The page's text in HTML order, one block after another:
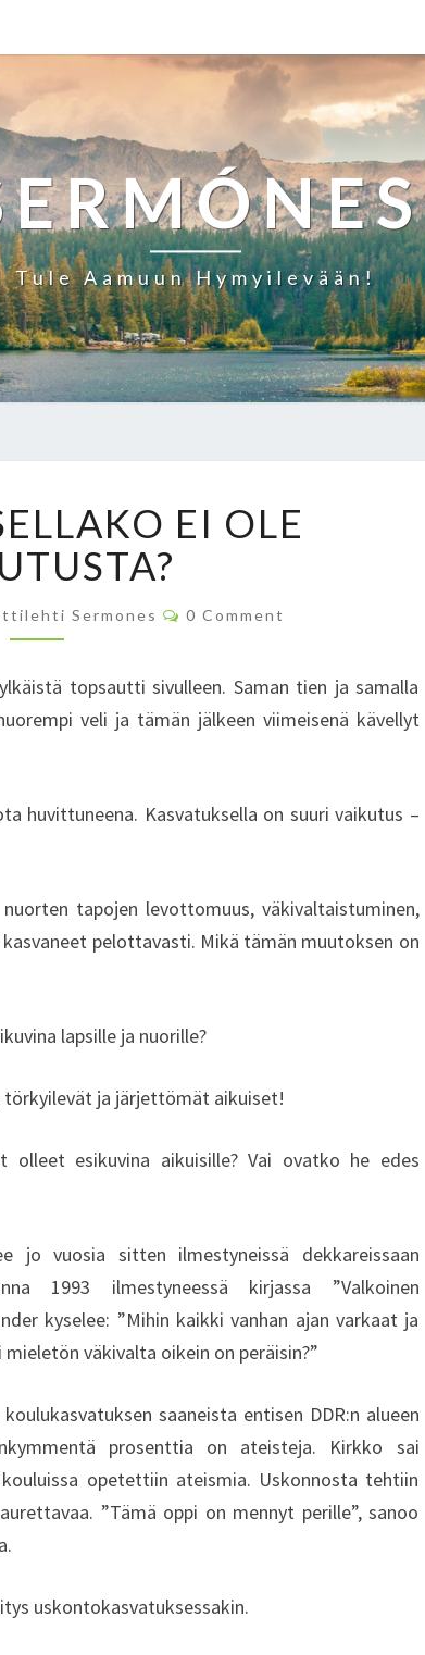
Tule Aamuun Hymyilevään!
S
V
K
S
A
E
O
V
I
U
T
T
?
EI OLE
Sermones
C
O
E
N
S
0 Comment
topsautti sivulleen. Saman tien ja samalla
veli ja tämän jälkeen viimeisenä kävellyt
huvittuneena. Kasvatuksella on suuri vaikutus –
tapojen levottomuus, väkivaltaistuminen,
pelottavasti. Mikä tämän muutoksen on
lapsille ja nuorille?
törkyilevät ja järjettömät aikuiset!
esikuvina aikuisille? Vai ovatko he edes
jo vuosia sitten ilmestyneissä dekkareissaan
1993 ilmestyneessä kirjassa ”Valkoinen
kyselee: ”Mihin kaikki vanhan ajan varkaat ja
väkivalta oikein on peräisin?”
saaneista entisen DDR:n alueen
prosenttia on ateisteja. Kirkko sai
opetettiin ateismia. Uskonnosta tehtiin
”Tämä oppi on mennyt perille”, sanoo
uskontokasvatuksessakin.